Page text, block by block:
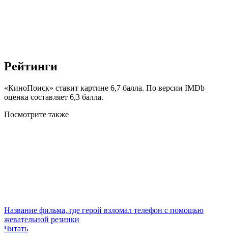
Рейтинги
«КиноПоиск» ставит картине 6,7 балла. По версии IMDb
оценка составляет 6,3 балла.
Посмотрите также
Название фильма, где герой взломал телефон с помощью
жевательной резинки
Читать